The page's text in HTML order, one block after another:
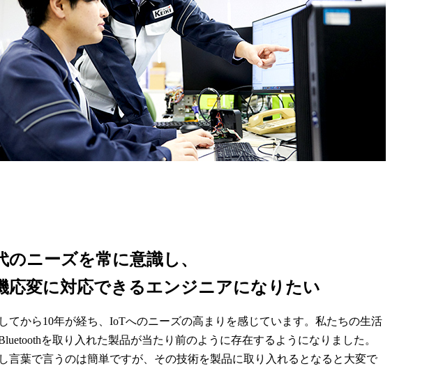
のニーズを常に意識し、
応変に対応できるエンジニアになりたい
てから10年が経ち、IoTへのニーズの高まりを感じています。私たちの生活
を取り入れた製品が当たり前のように存在するようになりました。
言葉で言うのは簡単ですが、その技術を製品に取り入れるとなると大変で